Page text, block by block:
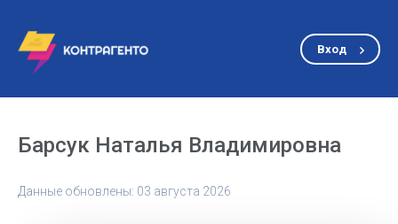
Вход
Барсук Наталья Владимировна
Данные обновлены: 03 августа 2026